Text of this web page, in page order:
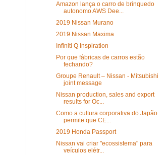
Amazon lança o carro de brinquedo
autonomo AWS Dee...
2019 Nissan Murano
2019 Nissan Maxima
Infiniti Q Inspiration
Por que fábricas de carros estão
fechando?
Groupe Renault – Nissan - Mitsubishi
joint message
Nissan production, sales and export
results for Oc...
Como a cultura corporativa do Japão
permite que CE...
2019 Honda Passport
Nissan vai criar "ecossistema" para
veículos elétr...